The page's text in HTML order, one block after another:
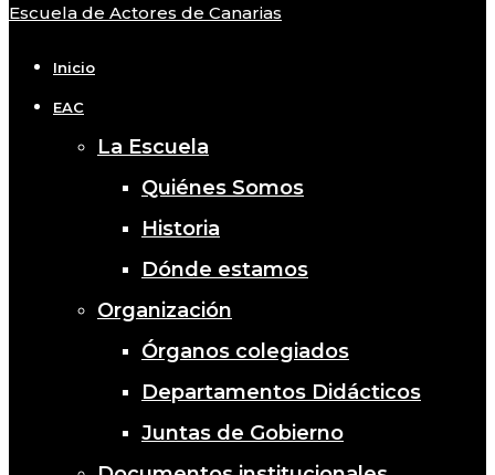
Close
Escuela de Actores de Canarias
Inicio
EAC
La Escuela
Quiénes Somos
Historia
Dónde estamos
Organización
Órganos colegiados
Departamentos Didácticos
Juntas de Gobierno